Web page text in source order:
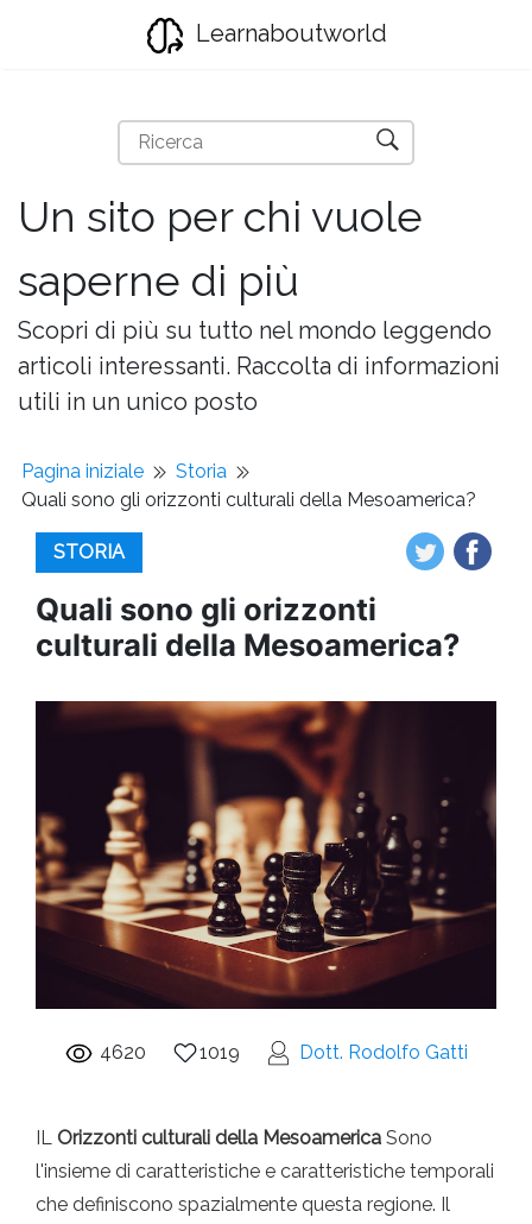
Learnaboutworld
Un sito per chi vuole
saperne di più
Scopri di più su tutto nel mondo leggendo
articoli interessanti. Raccolta di informazioni
utili in un unico posto
Pagina iniziale
Storia
Quali sono gli orizzonti culturali della Mesoamerica?
STORIA
Quali sono gli orizzonti
culturali della Mesoamerica?
4620 1019 Dott. Rodolfo Gatti
IL Orizzonti culturali della Mesoamerica Sono
l'insieme di caratteristiche e caratteristiche temporali
che definiscono spazialmente questa regione. Il